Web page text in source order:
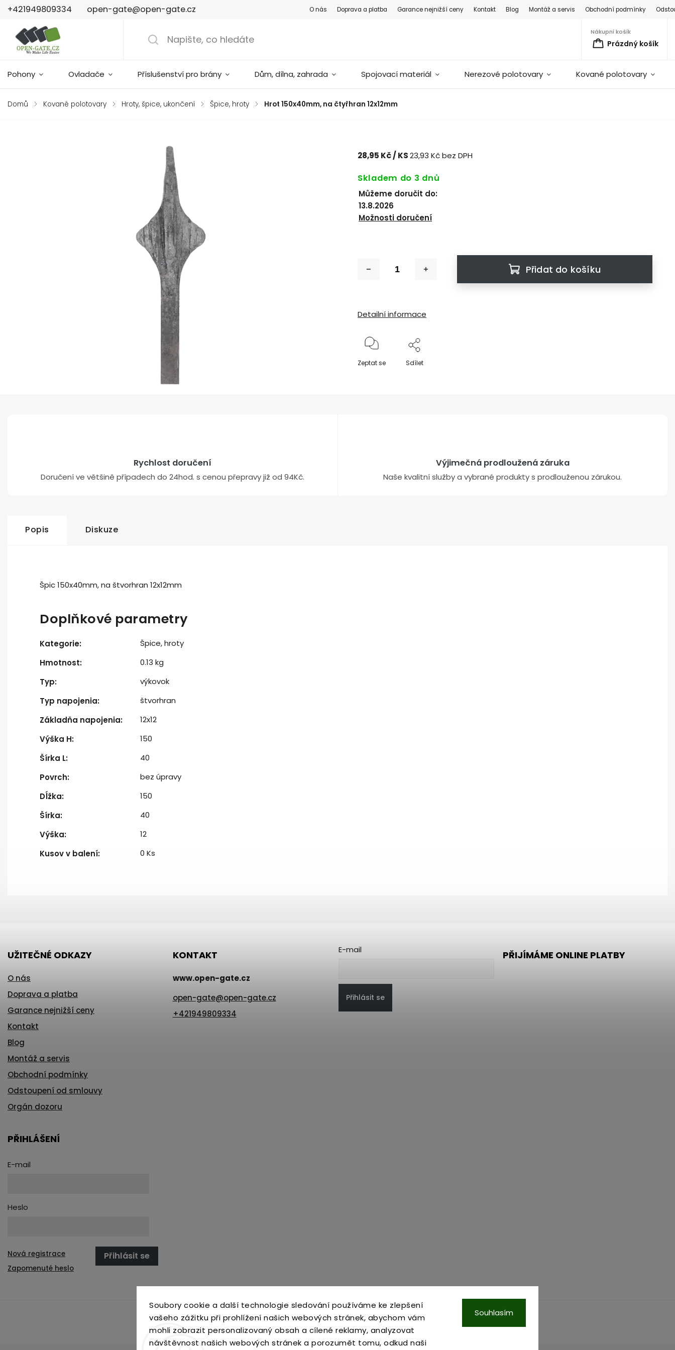
Soubory cookie a další technologie sledování používáme ke zlepšení
vašeho zážitku při prohlížení našich webových stránek, abychom vám
mohli zobrazit personalizovaný obsah a cílené reklamy, analyzovat
návštěvnost našich webových stránek a porozumět tomu, odkud naši
Souhlasím
+421949809334 open-gate@open-gate.cz O nás Doprava a platba Garance nejnižší ceny Kontakt Blog Montáž a servis Obchodní podmínky
Nákupní košík
Prázdný košík
Pohony Ovladače Příslušenství pro brány Dům, dílna, zahrada Spojovací materiál Nerezové polotovary Kované polotovary
Domů / Kované polotovary / Hroty, špice, ukončení / Špice, hroty / Hrot 150x40mm, na čtyřhran 12x12mm
28,95 Kč/ KS23,93 Kč bez DPH
Skladem do 3 dnů
Můžeme doručit do:
13.8.2026
Možnosti doručení
Přidat do košíku
Detailní informace
Zeptat se Sdílet
Rychlost doručení
Doručení ve většině případech do 24hod. s cenou přepravy již od 94Kč.
Výjimečná prodloužená záruka
Naše kvalitní služby a vybrané produkty s prodlouženou zárukou.
Popis Diskuze
Špic 150x40mm, na štvorhran 12x12mm
Doplňkové parametry
Kategorie:
Špice, hroty
Hmotnost:
0.13 kg
Typ:
výkovok
Typ napojenia:
štvorhran
Základňa napojenia:
12x12
Výška H:
150
Šírka L:
40
Povrch:
bez úpravy
Dĺžka:
150
Šírka:
40
Výška:
12
Kusov v balení: 0 Ks
UŽITEČNÉ ODKAZY
O nás
Doprava a platba
Garance nejnižší ceny
Kontakt
Blog
Montáž a servis
Obchodní podmínky
Odstoupení od smlouvy
Orgán dozoru
KONTAKT
www.open-gate.cz
open-gate@open-gate.cz
+421949809334
E-mail
Přihlásit se
PŘIJÍMÁME ONLINE PLATBY
PŘIHLÁŠENÍ
E-mail
Heslo
Přihlásit se
Nová registrace
Zapomenuté heslo
open-gate.sk montazpohonu.sk